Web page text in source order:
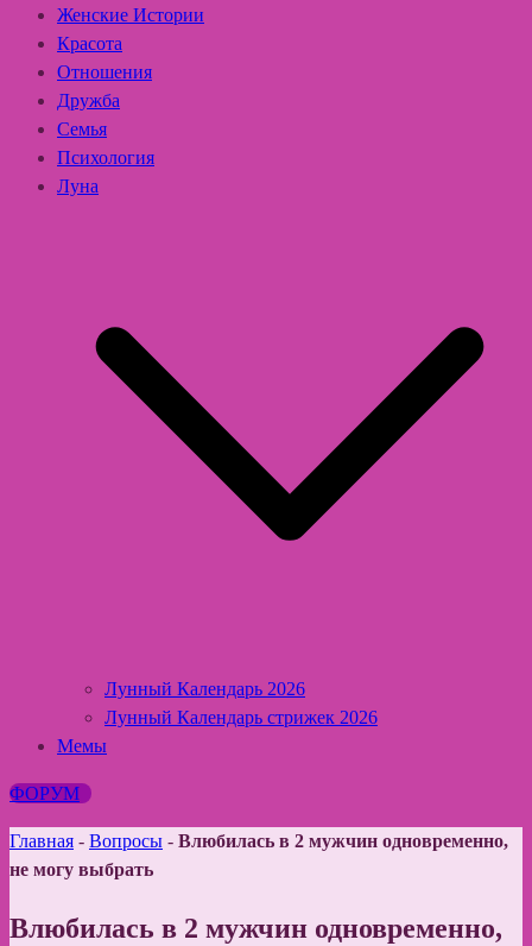
Женские Истории
Красота
Отношения
Дружба
Семья
Психология
Луна
Лунный Календарь 2026
Лунный Календарь стрижек 2026
Мемы
ФОРУМ
Главная - Вопросы - Влюбилась в 2 мужчин одновременно,
не могу выбрать
Влюбилась в 2 мужчин одновременно,